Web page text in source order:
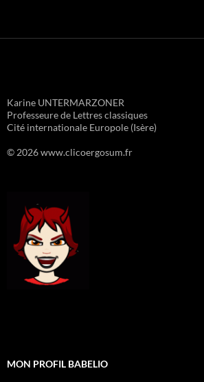
Karine UNTERMARZONER
Professeure de Lettres classiques
Cité internationale Europole (Isère)
© 2026 www.clicoergosum.fr
MON PROFIL BABELIO